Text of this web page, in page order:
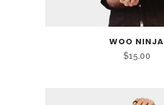
WOO NINJA
$15.00